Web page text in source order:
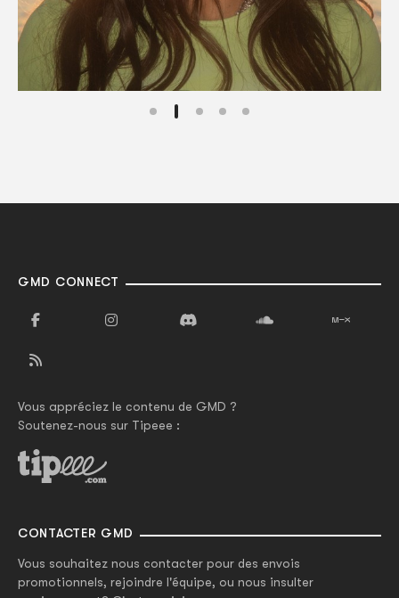
GMD CONNECT
Vous appréciez le contenu de GMD ?
Soutenez-nous sur Tipeee :
CONTACTER GMD
Vous souhaitez nous contacter pour des envois
promotionnels, rejoindre l'équipe, ou nous insulter